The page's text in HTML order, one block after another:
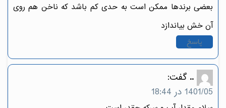
بعضی برندها ممکن است به حدی کم باشد که ناخن هم روی
آن خش بیاندازد
پاسخ
.. گفت:
1401/05 در 18:44